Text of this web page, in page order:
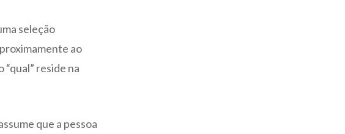
seleção
ao
reside na
que a pessoa